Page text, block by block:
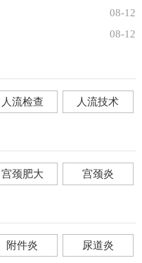
08-12
08-12
人流检查 人流技术
宫颈肥大 宫颈炎
附件炎 尿道炎